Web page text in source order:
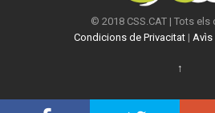
© 2018 CSS.CAT | Tots els
Condicions de Privacitat| Avìs
↑
Segueix-nos!